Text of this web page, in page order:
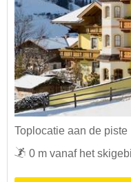
Toplocatie aan de piste
0 m vanaf het